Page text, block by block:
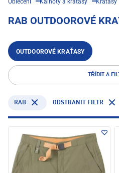
Oblečení Kalhoty a kraťasy Kraťasy
RAB OUTDOOROVÉ
OUTDOOROVÉ KRAŤASY
TŘÍDIT A
RAB ODSTRANIT FILTR